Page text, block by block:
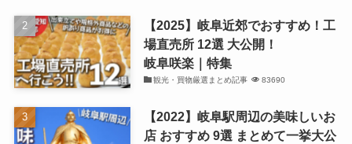
【2025】岐阜近郊でおすすめ！工
場直売所 12選 大公開！
岐阜咲楽｜特集
観光・買物厳選まとめ記事 83690
【2022】岐阜駅周辺の美味しいお
店 おすすめ 9選 まとめて一挙大公